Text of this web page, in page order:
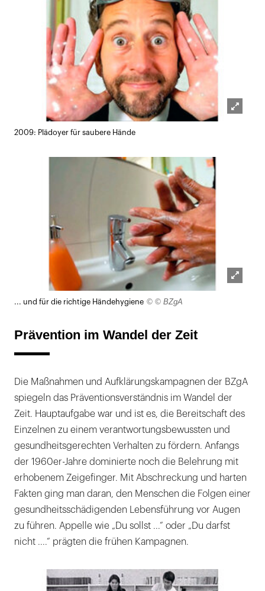
2009: Plädoyer für saubere Hände
... und für die richtige Händehygiene © © BZgA
Prävention im Wandel der Zeit
Die Maßnahmen und Aufklärungskampagnen der BZgA
spiegeln das Präventionsverständnis im Wandel der
Zeit. Hauptaufgabe war und ist es, die Bereitschaft des
Einzelnen zu einem verantwortungsbewussten und
gesundheitsgerechten Verhalten zu fördern. Anfangs
der 1960er-Jahre dominierte noch die Belehrung mit
erhobenem Zeigefinger. Mit Abschreckung und harten
Fakten ging man daran, den Menschen die Folgen einer
gesundheitsschädigenden Lebensführung vor Augen
zu führen. Appelle wie „Du sollst ...“ oder „Du darfst
nicht ....“ prägten die frühen Kampagnen.